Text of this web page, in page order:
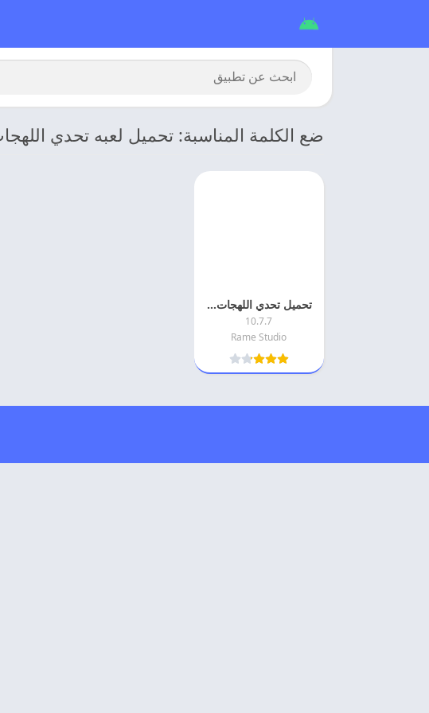
ضع الكلمة المناسبة: تحميل لعبه تحدي
تحميل تحدي اللهجات 2026 Accent challenge اخر اصدار
10.7.7
Rame Studio